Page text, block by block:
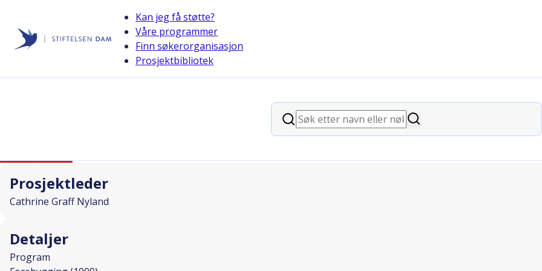
Kan jeg få støtte?
Våre programmer
Finn søkerorganisasjon
Prosjektbibliotek
Søk
Søk
Prosjektleder
Cathrine Graff Nyland
Detaljer
Program